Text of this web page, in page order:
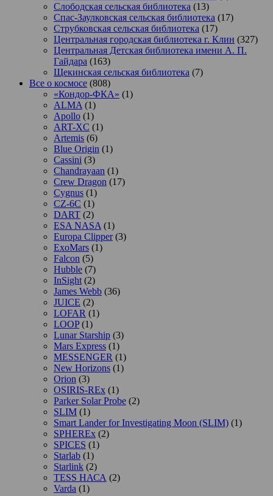
Слободская сельская библиотека (13)
Спас-Заулковская сельская библиотека (17)
Струбковская сельская библиотека (17)
Центральная городская библиотека г. Клин (327)
Центральная Детская библиотека имени А. П.
Гайдара (163)
Щекинская сельская библиотека (7)
Все о космосе (808)
«Кондор-ФКА» (1)
ALMA (1)
Apollo (1)
ART-XC (1)
Artemis (6)
Blue Origin (1)
Cassini (3)
Chandrayaan (1)
Crew Dragon (17)
Cygnus (1)
CZ-6C (1)
DART (2)
ESA NASA (1)
Europa Clipper(3)
ExoMars (1)
Falcon (5)
Hubble (7)
InSight (2)
James Webb (36)
JUICE (2)
LOFAR (1)
LOOP(1)
Lunar Starship (3)
Mars Express (1)
MESSENGER (1)
New Horizons (1)
Orion (3)
OSIRIS-REx (1)
Parker Solar Probe (2)
SLIM (1)
Smart Lander for Investigating Moon (SLIM) (1)
SPHEREx (2)
SPICES (1)
Starlab (1)
Starlink (2)
TESS НАСА (2)
Varda (1)